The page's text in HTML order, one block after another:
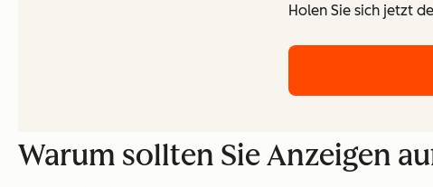
Holen Sie sich jetzt
Warum sollten Sie Anzeigen